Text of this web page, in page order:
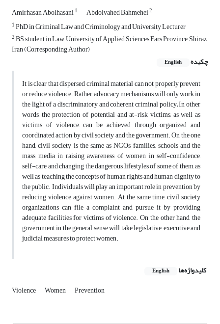
Amirhasan Abolhasani1 Abdolvahed Bahmehei2
1PhD in Criminal Law and Criminology and University Lecturer
2BS student in Law, University of Applied Sciences Fars Province, Shiraz,
Iran (Corresponding Author)
چکیده
English
It is clear that dispersed criminal material can not properly prevent
or reduce violence. Rather, advocacy mechanisms will only work in
the light of a discriminatory and coherent criminal policy; In other
words, the protection of potential and at-risk victims, as well as
victims of violence, can be achieved through organized and
coordinated action by civil society and the government. On the one
hand, civil society is the same as NGOs, families, schools and the
mass media in raising awareness of women in self-confidence,
self-care and changing the dangerous lifestyles of some of them, as
well as teaching the concepts of human rights and human dignity to
the public. Individuals will play an important role in prevention by
reducing violence against women. At the same time, civil society
organizations can file a complaint and pursue it by providing
adequate facilities for victims of violence. On the other hand, the
government in the general sense will take legislative, executive and
judicial measures to protect women.
کلیدواژه‌ها English
Violence Women Prevention